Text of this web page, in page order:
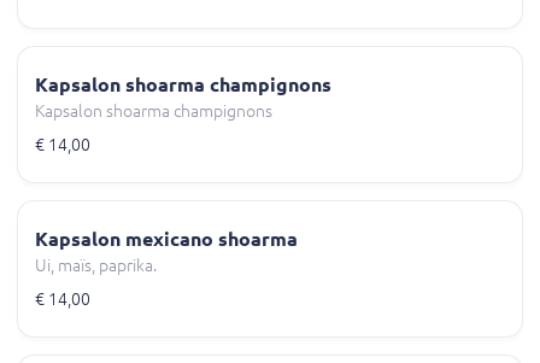
Kapsalon shoarma champignons
Kapsalon shoarma champignons
€ 14,00
Kapsalon mexicano shoarma
Ui, maïs, paprika.
€ 14,00